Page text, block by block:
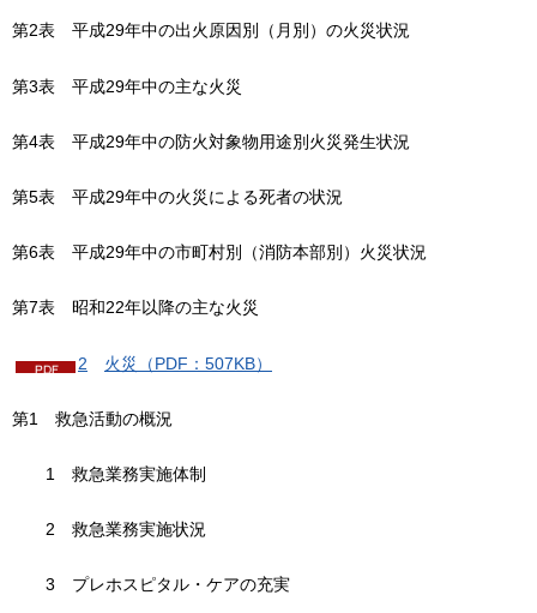
第2表 平成29年中の出火原因別（月別）の火災状況
第3表 平成29年中の主な火災
第4表 平成29年中の防火対象物用途別火災発生状況
第5表 平成29年中の火災による死者の状況
第6表 平成29年中の市町村別（消防本部別）火災状況
第7表 昭和22年以降の主な火災
2 火災（PDF：507KB）
第1 救急活動の概況
1 救急業務実施体制
2 救急業務実施状況
3 プレホスピタル・ケアの充実